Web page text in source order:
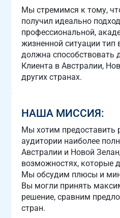
Мы стремимся к тому,
получил идеально
профессиональной,
жизненной ситуации тип
должна
Клиента в Австралии,
других странах.
НАША МИССИЯ:
Мы хотим предоставить
аудитории наиболее
Австралии и Новой
возможностях, которые
Мы обсудим плюсы и
Вы могли принять
решение, сравним
стран.